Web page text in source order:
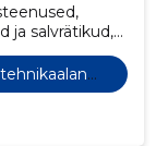
ja salvrätikud,
samalaadsed